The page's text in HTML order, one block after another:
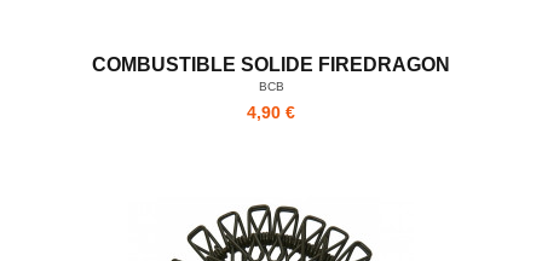
COMBUSTIBLE SOLIDE FIREDRAGON
BCB
4,90 €